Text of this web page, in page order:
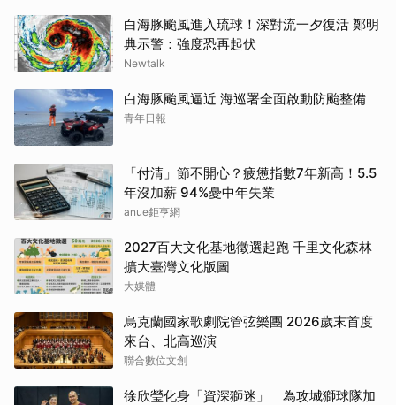
白海豚颱風進入琉球！深對流一夕復活 鄭明
典示警：強度恐再起伏
Newtalk
白海豚颱風逼近 海巡署全面啟動防颱整備
青年日報
「付清」節不開心？疲憊指數7年新高！5.5
年沒加薪 94%憂中年失業
anue鉅亨網
2027百大文化基地徵選起跑 千里文化森林
擴大臺灣文化版圖
大媒體
烏克蘭國家歌劇院管弦樂團 2026歲末首度
來台、北高巡演
聯合數位文創
徐欣瑩化身「資深獅迷」 為攻城獅球隊加